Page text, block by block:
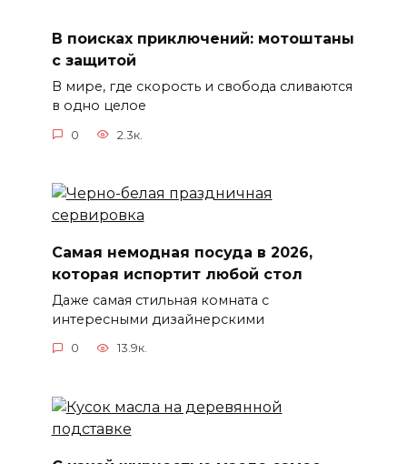
В поисках приключений: мотоштаны
с защитой
В мире, где скорость и свобода сливаются
в одно целое
0 2.3к.
Самая немодная посуда в 2026,
которая испортит любой стол
Даже самая стильная комната с
интересными дизайнерскими
0 13.9к.